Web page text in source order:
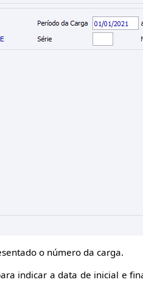
o número da carga.
indicar a data de inicial e